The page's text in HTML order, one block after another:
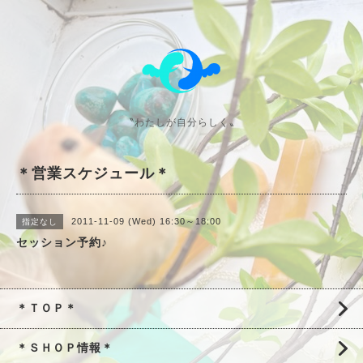
〝わたしが自分らしく〟
＊営業スケジュール＊
指定なし 2011-11-09 (Wed) 16:30～18:00
セッション予約♪
＊ＴＯＰ＊
＊ＳＨＯＰ情報＊